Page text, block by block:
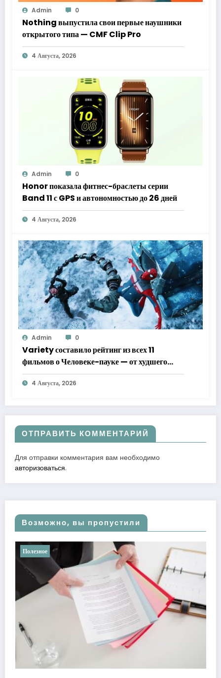
Admin 0
Nothing выпустила свои первые наушники
открытого типа — CMF Clip Pro
4 Августа, 2026
Admin 0
Honor показала фитнес-браслеты серии
Band 11 с GPS и автономностью до 26 дней
4 Августа, 2026
Admin 0
Variety составило рейтинг из всех 11
фильмов о Человеке-пауке — от худшего
к лучшему
4 Августа, 2026
ОТПРАВИТЬ КОММЕНТАРИЙ
Для отправки комментария вам необходимо
авторизоваться.
Возможно, вы пропустили
Полезное